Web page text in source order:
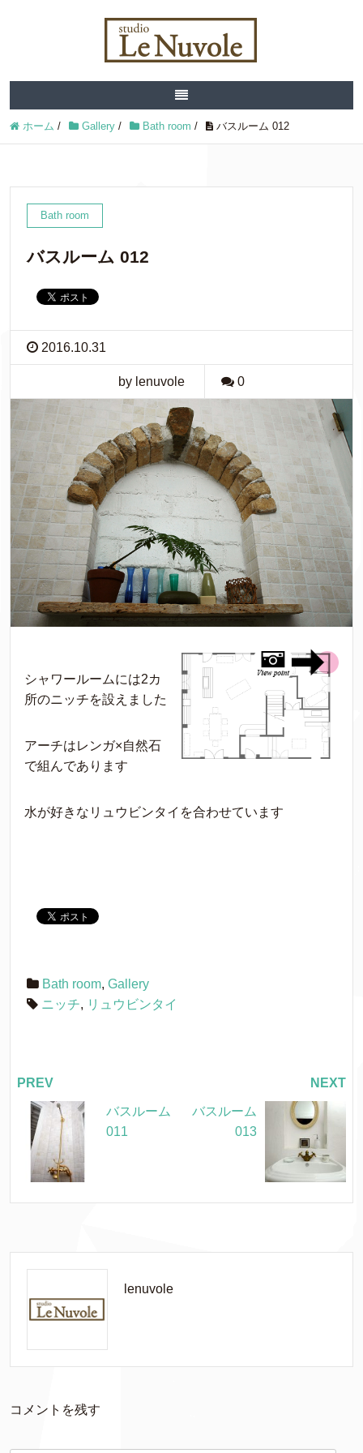
ホーム / Gallery / Bath room / バスルーム 012
Bath room
バスルーム 012
2016.10.31
by lenuvole 0
シャワールームには2カ
所のニッチを設えました
アーチはレンガ×自然石
で組んであります
水が好きなリュウビンタイを合わせています
Bath room, Gallery
ニッチ, リュウビンタイ
PREV
バスルーム
011
NEXT
バスルーム
013
lenuvole
コメントを残す